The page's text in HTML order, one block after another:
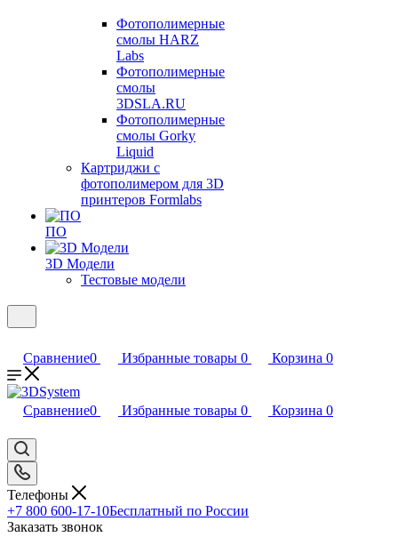
Фотополимерные
смолы HARZ
Labs
Фотополимерные
смолы
3DSLA.RU
Фотополимерные
смолы Gorky
Liquid
Картриджи с
фотополимером для 3D
принтеров Formlabs
ПО
3D Модели
Тестовые модели
Сравнение0 Избранные товары 0 Корзина 0
Сравнение0 Избранные товары 0 Корзина 0
Телефоны
+7 800 600-17-10Бесплатный по России
Заказать звонок